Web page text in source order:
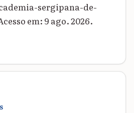
sergipana-de-
em: 9 ago. 2026.